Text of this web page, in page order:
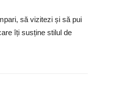
să vizitezi și să pui
îți susține stilul de